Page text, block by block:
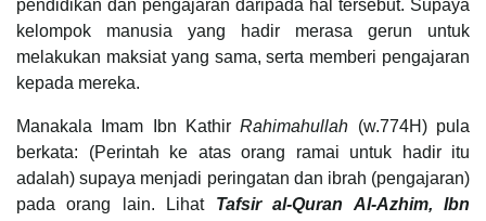
pendidikan dan pengajaran daripada hal tersebut. Supaya
kelompok manusia yang hadir merasa gerun untuk
melakukan maksiat yang sama, serta memberi pengajaran
kepada mereka.
Manakala Imam Ibn KathirRahimahullah (w.774H) pula
berkata: (Perintah ke atas orang ramai untuk hadir itu
adalah) supaya menjadi peringatan dan ibrah (pengajaran)
pada orang lain. Lihat Tafsir al-Quran Al-Azhim, Ibn